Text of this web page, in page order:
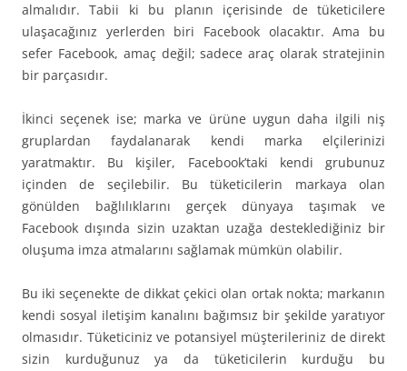
almalıdır. Tabii ki bu planın içerisinde de tüketicilere
ulaşacağınız yerlerden biri Facebook olacaktır. Ama bu
sefer Facebook, amaç değil; sadece araç olarak stratejinin
bir parçasıdır.
İkinci seçenek ise; marka ve ürüne uygun daha ilgili niş
gruplardan faydalanarak kendi marka elçilerinizi
yaratmaktır. Bu kişiler, Facebook’taki kendi grubunuz
içinden de seçilebilir. Bu tüketicilerin markaya olan
gönülden bağlılıklarını gerçek dünyaya taşımak ve
Facebook dışında sizin uzaktan uzağa desteklediğiniz bir
oluşuma imza atmalarını sağlamak mümkün olabilir.
Bu iki seçenekte de dikkat çekici olan ortak nokta; markanın
kendi sosyal iletişim kanalını bağımsız bir şekilde yaratıyor
olmasıdır. Tüketiciniz ve potansiyel müşterileriniz de direkt
sizin kurduğunuz ya da tüketicilerin kurduğu bu